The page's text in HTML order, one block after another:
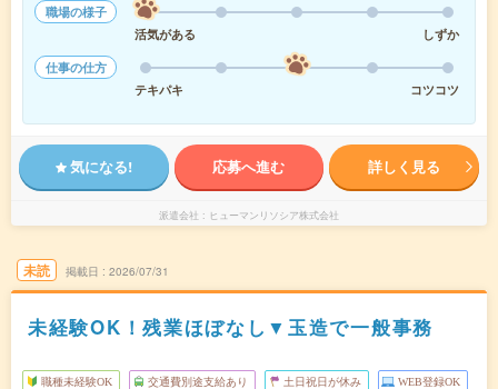
職場の様子
活気がある
しずか
仕事の仕方
テキパキ
コツコツ
気になる! 応募へ進む 詳しく見る
派遣会社 ヒューマンリソシア株式会社
未読 掲載日 2026/07/31
未経験OK！残業ほぼなし▼玉造で一般事務
職種未経験OK 交通費別途支給あり 土日祝日が休み WEB登録OK